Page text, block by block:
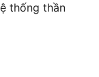
thống thần